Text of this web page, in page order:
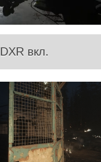
DXR вкл.